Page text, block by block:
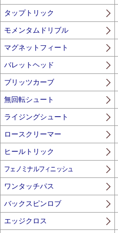
タップトリック
モメンタムドリブル
マグネットフィート
バレットヘッド
ブリッツカーブ
無回転シュート
ライジングシュート
ロースクリーマー
ヒールトリック
フェノミナルフィニッシュ
ワンタッチパス
バックスピンロブ
エッジクロス